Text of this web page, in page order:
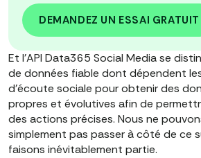
DEMANDEZ UN ESSAI GRATUIT
Et l'API Data365 Social Media se
de données fiable dont dépendent
d'écoute sociale pour obtenir des
propres et évolutives afin de
des actions précises. Nous ne
simplement pas passer à côté de ce
faisons inévitablement partie.